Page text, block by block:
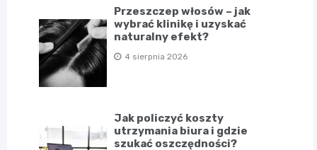
Przeszczep włosów – jak
wybrać klinikę i uzyskać
naturalny efekt?
4 sierpnia 2026
Jak policzyć koszty
utrzymania biura i gdzie
szukać oszczędności?